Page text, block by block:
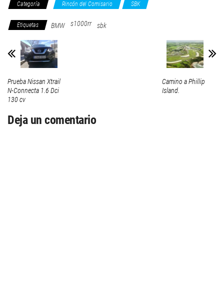
Categoría Rincón del Comisario SBK
Etiquetas BMW s1000rr sbk
Prueba Nissan Xtrail
N-Connecta 1.6 Dci
130 cv
Camino a Phillip
Island.
Deja un comentario